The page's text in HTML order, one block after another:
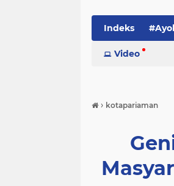
Indeks
Video
› kotapariaman